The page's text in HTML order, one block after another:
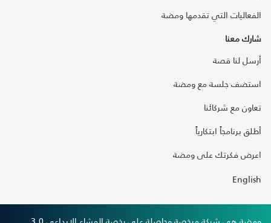
الفعاليات التي تقدمها ومضة
شارك معنا
أرسل لنا قصة
استضف جلسة مع ومضة
تعاون مع شركائنا
أطلق برنامجاً ابتكارياً
اعرض فكرتك على ومضة
English